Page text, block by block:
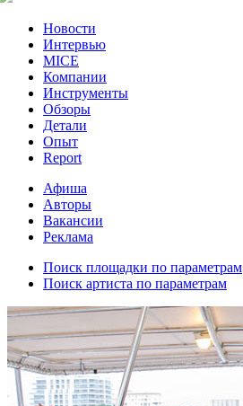
Новости
Интервью
MICE
Компании
Инструменты
Обзоры
Детали
Опыт
Report
Афиша
Авторы
Вакансии
Реклама
Поиск площадки по параметрам
Поиск артиста по параметрам